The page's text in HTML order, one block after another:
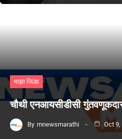
माझा जिल्हा
चौथी एनआयसीडीसी
By mnewsmarathi Oct 9,